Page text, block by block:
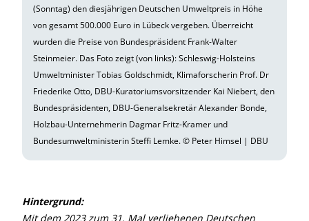
(Sonntag) den diesjährigen Deutschen Umweltpreis in Höhe
von gesamt 500.000 Euro in Lübeck vergeben. Überreicht
wurden die Preise von Bundespräsident Frank-Walter
Steinmeier. Das Foto zeigt (von links): Schleswig-Holsteins
Umweltminister Tobias Goldschmidt, Klimaforscherin Prof. Dr
Friederike Otto, DBU-Kuratoriumsvorsitzender Kai Niebert, den
Bundespräsidenten, DBU-Generalsekretär Alexander Bonde,
Holzbau-Unternehmerin Dagmar Fritz-Kramer und
Bundesumweltministerin Steffi Lemke. © Peter Himsel | DBU
Hintergrund:
Mit dem 2023 zum 31. Mal verliehenen Deutschen